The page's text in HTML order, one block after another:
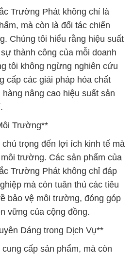
Trường Phát không chỉ là
mà còn là đối tác chiến
Chúng tôi hiểu rằng hiệu suất
thành công của mỗi doanh
tôi không ngừng nghiên cứu
cấp các giải pháp hóa chất
nâng cao hiệu suất sản
Trường**
trọng đến lợi ích kinh tế mà
trường. Các sản phẩm của
Trường Phát không chỉ đáp
mà còn tuân thủ các tiêu
bảo vệ môi trường, đóng góp
vững của cộng đồng.
Dáng trong Dịch Vụ**
cấp sản phẩm, mà còn